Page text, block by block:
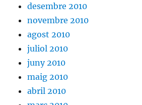
desembre 2010
novembre 2010
agost 2010
juliol 2010
juny 2010
maig 2010
abril 2010